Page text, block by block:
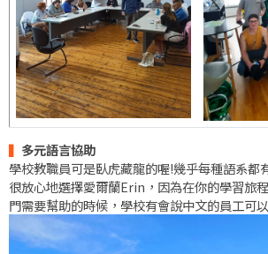
▍ 多元語言協助
學校教職員可是臥虎藏龍的喔!幾乎每種語系都
很放心地選擇愛爾蘭Erin，因為在你的學習旅
門需要幫助的時候，學校有會說中文的員工可